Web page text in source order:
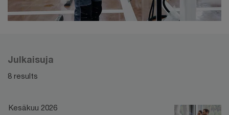
Julkaisuja
8 results
Kesäkuu 2026